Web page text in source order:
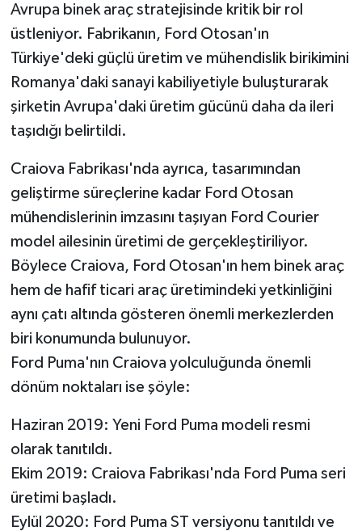
Avrupa binek araç stratejisinde kritik bir rol
üstleniyor. Fabrikanın, Ford Otosan'ın
Türkiye'deki güçlü üretim ve mühendislik birikimini
Romanya'daki sanayi kabiliyetiyle buluşturarak
şirketin Avrupa'daki üretim gücünü daha da ileri
taşıdığı belirtildi.
Craiova Fabrikası'nda ayrıca, tasarımından
geliştirme süreçlerine kadar Ford Otosan
mühendislerinin imzasını taşıyan Ford Courier
model ailesinin üretimi de gerçekleştiriliyor.
Böylece Craiova, Ford Otosan'ın hem binek araç
hem de hafif ticari araç üretimindeki yetkinliğini
aynı çatı altında gösteren önemli merkezlerden
biri konumunda bulunuyor.
Ford Puma'nın Craiova yolculuğunda önemli
dönüm noktaları ise şöyle:
Haziran 2019: Yeni Ford Puma modeli resmi
olarak tanıtıldı.
Ekim 2019: Craiova Fabrikası'nda Ford Puma seri
üretimi başladı.
Eylül 2020: Ford Puma ST versiyonu tanıtıldı ve